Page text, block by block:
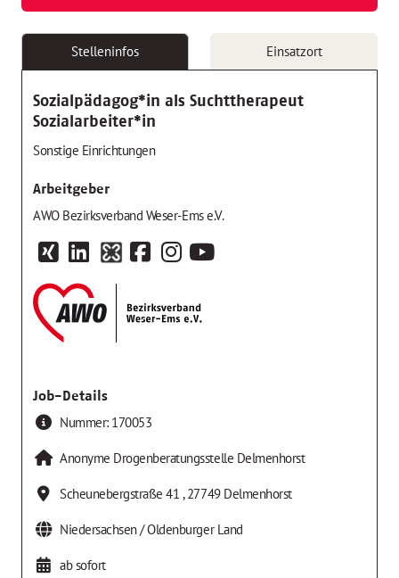
Stelleninfos Einsatzort
Sozialpädagog*in als Suchttherapeut
Sozialarbeiter*in
Sonstige Einrichtungen
Arbeitgeber
AWO Bezirksverband Weser-Ems e.V.
Job-Details
Nummer: 170053
Anonyme Drogenberatungsstelle Delmenhorst
Scheunebergstraße 41 ,27749 Delmenhorst
Niedersachsen / Oldenburger Land
ab sofort